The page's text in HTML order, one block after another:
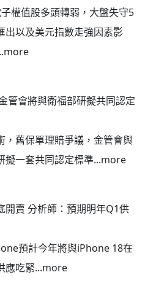
權值股多頭轉弱，大盤失守5
出以及美元指數走強因素影
管會將與衛福部研擬共同認定
，舊保單理賠爭議，金管會與
擬一套共同認定標準...more
開賣 分析師：預期明年Q1供
預計今年將與iPhone 18在
應吃緊...more